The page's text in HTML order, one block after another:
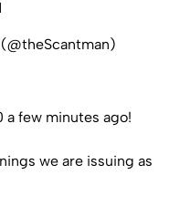
a few minutes ago!
we are issuing as